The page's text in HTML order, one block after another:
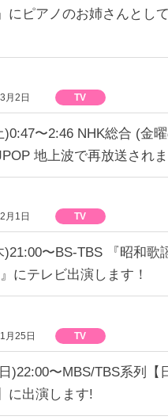
にピアノのお姉さんとし
月2日 TV
)0:47〜2:46 NHK総合 (金
地上波で再放送され
月1日 TV
)21:00〜BS-TBS 『昭和歌
にテレビ出演します！
月25日 TV
)22:00〜MBS/TBS系列【
に出演します!